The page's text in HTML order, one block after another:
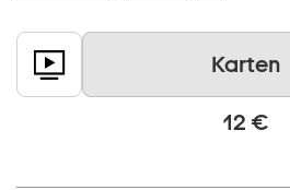
Karten
12 €